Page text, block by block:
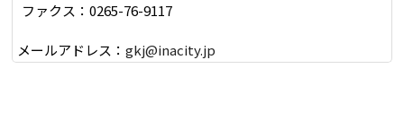
ファクス：0265-76-9117
メールアドレス：gkj@inacity.jp